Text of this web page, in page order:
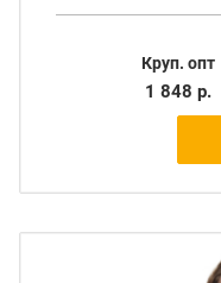
Круп. опт
1 848 р.